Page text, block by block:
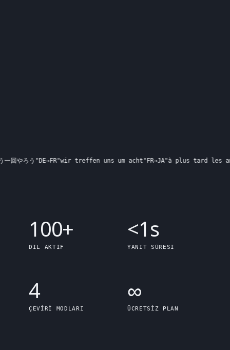
やろう"DE→ FR"wir treffen uns um acht"FR→JA"à plus tard les amis"
100+
DIL AKTIF
<1s
YANIT SÜRESI
4
ÇEVIRI MODLARI
∞
ÜCRETSIZ PLAN